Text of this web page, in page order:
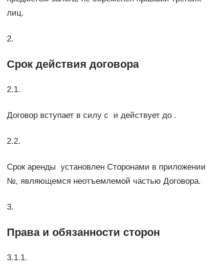
лиц.
2.
Срок действия договора
2.1.
Договор вступает в силу с и действует до .
2.2.
Срок аренды установлен Сторонами в приложении
№, являющемся неотъемлемой частью Договора.
3.
Права и обязанности сторон
3.1.1.